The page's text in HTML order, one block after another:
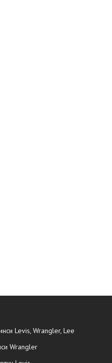
Levis, Wrangler, Lee
Wrangler